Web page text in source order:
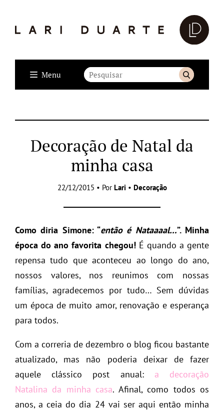
Menu
Decoração de Natal da
minha casa
22/12/2015 • Por Lari • Decoração
Como diria Simone: “então é Nataaaal…”. Minha
época do ano favorita chegou!É quando a gente
repensa tudo que aconteceu ao longo do ano,
nossos valores, nos reunimos com nossas
famílias, agradecemos por tudo… Sem dúvidas
um época de muito amor, renovação e esperança
para todos.
Com a correria de dezembro o blog ficou bastante
atualizado, mas não poderia deixar de fazer
aquele clássico post anual: a decoração
Natalina da minha casa. Afinal, como todos os
anos, a ceia do dia 24 vai ser aqui então minha